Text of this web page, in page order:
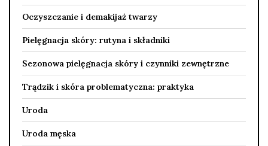
Oczyszczanie i demakijaż twarzy
Pielęgnacja skóry: rutyna i składniki
Sezonowa pielęgnacja skóry i czynniki zewnętrzne
Trądzik i skóra problematyczna: praktyka
Uroda
Uroda męska